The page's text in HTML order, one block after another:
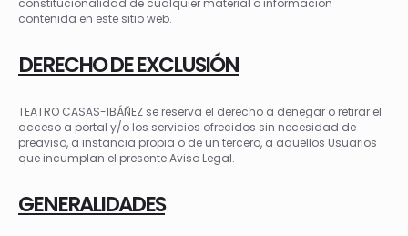
constitucionalidad de cualquier material o información
contenida en este sitio web.
DERECHO DE EXCLUSIÓN
TEATRO CASAS-IBÁÑEZ se reserva el derecho a denegar o retirar el
acceso a portal y/o los servicios ofrecidos sin necesidad de
preaviso, a instancia propia o de un tercero, a aquellos Usuarios
que incumplan el presente Aviso Legal.
GENERALIDADES